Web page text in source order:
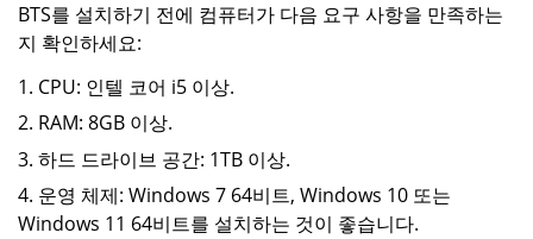
BTS를 설치하기 전에 컴퓨터가 다음 요구 사항을 만족하는
지 확인하세요:
1. CPU: 인텔 코어 i5 이상.
2. RAM: 8GB 이상.
3. 하드 드라이브 공간: 1TB 이상.
4. 운영 체제: Windows 7 64비트, Windows 10 또는
Windows 11 64비트를 설치하는 것이 좋습니다.